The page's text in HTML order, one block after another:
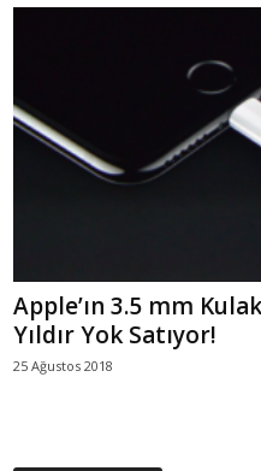
Apple’ın 3.5 mm
Yıldır Yok Satıyor!
25 Ağustos 2018